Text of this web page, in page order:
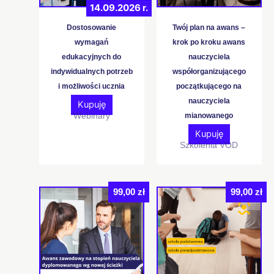
14.09.2026 r.
Dostosowanie
wymagań
edukacyjnych do
indywidualnych potrzeb
i możliwości ucznia
Kupuję
wybrać
na
produktu
Webinary
Twój plan na awans –
krok po kroku awans
nauczyciela
współorganizującego
początkującego na
nauczyciela
mianowanego
Kupuję
Szkolenia VOD
99,00 zł 99,00 zł